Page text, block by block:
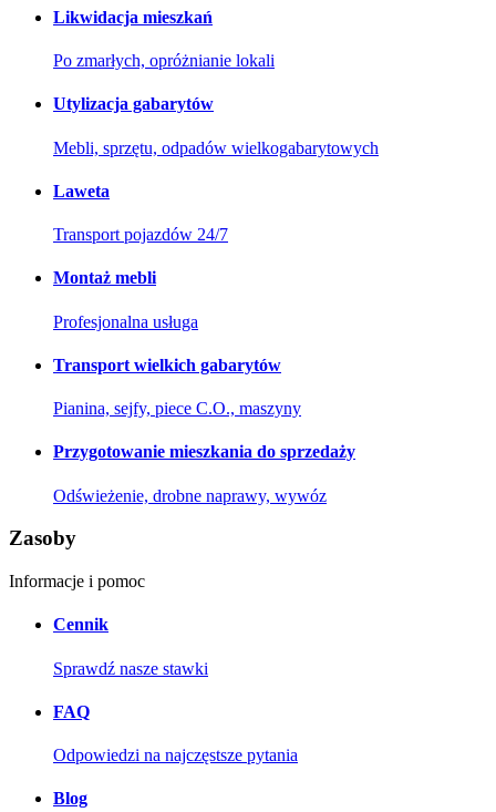
Likwidacja mieszkań
Po zmarłych, opróżnianie lokali
Utylizacja gabarytów
Mebli, sprzętu, odpadów wielkogabarytowych
Laweta
Transport pojazdów 24/7
Montaż mebli
Profesjonalna usługa
Transport wielkich gabarytów
Pianina, sejfy, piece C.O., maszyny
Przygotowanie mieszkania do sprzedaży
Odświeżenie, drobne naprawy, wywóz
Zasoby
Informacje i pomoc
Cennik
Sprawdź nasze stawki
FAQ
Odpowiedzi na najczęstsze pytania
Blog